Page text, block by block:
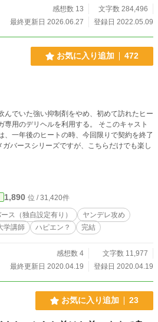
感想数 13
文字数 284,496
最終更新日 2026.06.27
登録日 2022.05.09
お気に入り追加 472
んでいた強い抑制剤をやめ、初めて訪れたヒー
専用のデリヘルを利用する。 そこのキャスト
、一年後のヒートの時、今回限りで契約を終了
バースシリーズですが、こちらだけでも楽し
1,890 位 / 31,420件
ス（独自設定有り）
ヤンデレ攻め
学講師 ハピエン？ 完結
感想数 4
文字数 11,977
最終更新日 2020.04.19
登録日 2020.04.19
お気に入り追加 23